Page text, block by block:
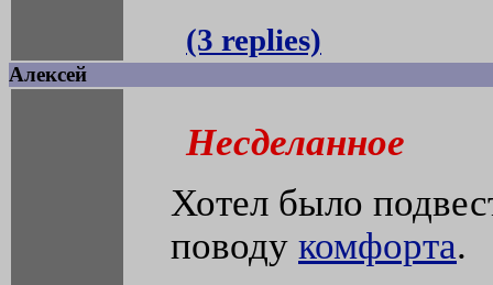
(3 replies)
Алексей
Несделанное
Хотел было
поводу комфорта.